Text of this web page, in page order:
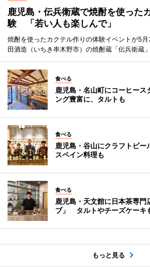
鹿児島・伝兵衛蔵で焼酎を使った
験 「若い人も楽しんで」
焼酎を使ったカクテル作りの体験イベントが5
田酒造（いちき串木野市）の焼酎蔵「伝兵衛蔵
食べる
鹿児島・名山町にコーヒー
ング豊富に、タルトも
食べる
鹿児島・谷山にクラフトビ
スペイン料理も
食べる
鹿児島・天文館に日本茶専門
ブ」 タルトやチーズケーキ
もっと見る